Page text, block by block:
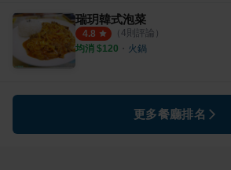
瑞玥韓式泡菜
4.8 （ 4則評論）
均消 $120 ・ 火鍋
更多餐廳排名